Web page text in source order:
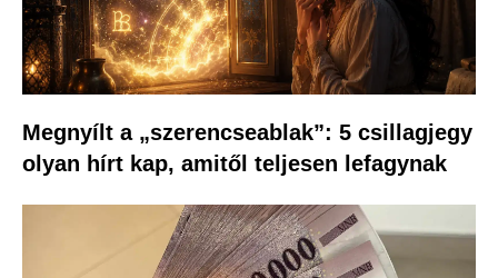
Megnyílt a „szerencseablak”: 5 csillagjegy
olyan hírt kap, amitől teljesen lefagynak